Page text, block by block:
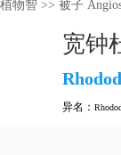
植物智 >> 被子
宽钟
异名：